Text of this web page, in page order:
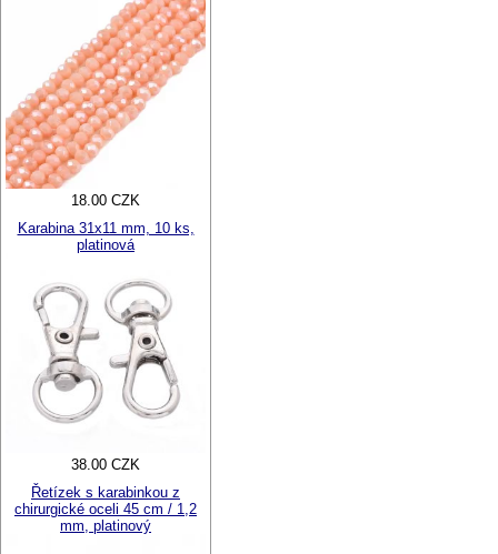
18.00 CZK
Karabina 31x11 mm, 10 ks,
platinová
38.00 CZK
Řetízek s karabinkou z
chirurgické oceli 45 cm / 1,2
mm, platinový